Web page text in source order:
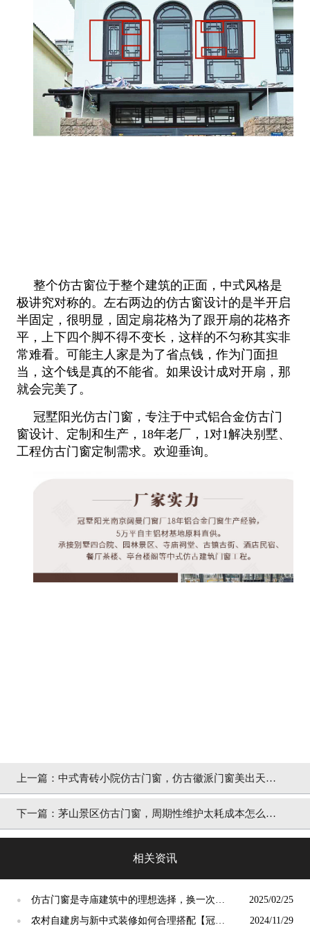
整个仿古窗位于整个建筑的正面，中式风格是
极讲究对称的。左右两边的仿古窗设计的是半开启
半固定，很明显，固定扇花格为了跟开扇的花格齐
平，上下四个脚不得不变长，这样的不匀称其实非
常难看。可能主人家是为了省点钱，作为门面担
当，这个钱是真的不能省。如果设计成对开扇，那
就会完美了。
冠墅阳光仿古门窗，专注于中式铝合金仿古门
窗设计、定制和生产，18年老厂，1对1解决别墅、
工程仿古门窗定制需求。欢迎垂询。
上一篇： 中式青砖小院仿古门窗，仿古徽派门窗美出天际
「冠墅阳光」
下一篇： 茅山景区仿古门窗，周期性维护太耗成本怎么办
相关资讯
●
仿古门窗是寺庙建筑中的理想选择，换一次用
终生【冠墅阳光】
2025/02/25
●
农村自建房与新中式装修如何合理搭配【冠墅
2024/11/29